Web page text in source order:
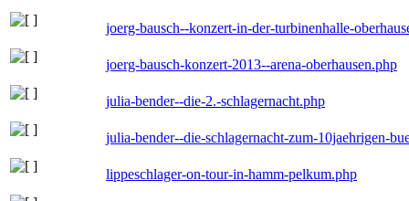
joerg-bausch--konzert-in-der-turbinenhalle-
joerg-bausch-konzert-2013--arena-oberhausen.php
julia-bender--die-2.-schlagernacht.php
julia-bender--die-schlagernacht-zum-10jaehrigen-
lippeschlager-on-tour-in-hamm-pelkum.php